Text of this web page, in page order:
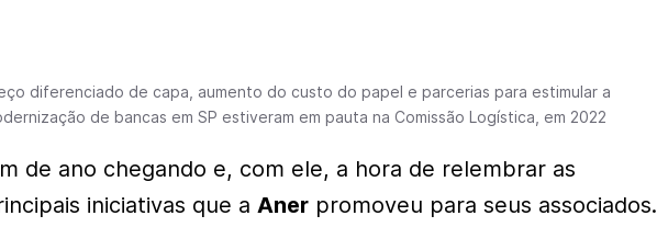
diferenciado de capa, aumento do custo do papel e parcerias para estimular a
de bancas em SP estiveram em pauta na Comissão Logística, em 2022
de ano chegando e, com ele, a hora de relembrar as
iniciativas que aAner promoveu para seus associados.